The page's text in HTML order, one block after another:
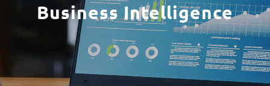
Business Intelligence